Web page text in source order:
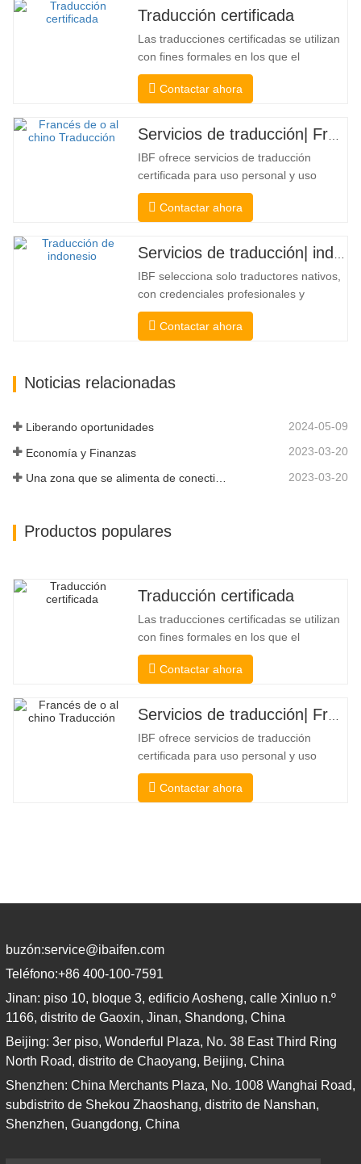
Traducción certificada
Las traducciones certificadas se utilizan
con fines formales en los que el
destinatario necesita una confirmación
para confirmar la precisión y la
presentación a colegios, tribunales y
varios gobiernos municipales, estatales
y federales, este tipo de traducción...
Contactar ahora
IBF ofrece servicios de traducción
certificada para uso personal y uso
oficial de universidades, tribunales y
muchos gobiernos locales. Nosotros
credenciales profesionales y
académicas comprobadas. Antes de
obtener la certificación, los
probaremos...
Contactar ahora
IBF selecciona solo traductores nativos,
con credenciales profesionales y
académicas comprobadas. Antes de
obtener la certificación, los probaremos
acuerdo con los estándares de calidad
Contactar ahora
Noticias relacionadas
Liberando oportunidades 2024-05-09
Economía y Finanzas 2023-03-20
2023-03-20
Productos populares
Traducción certificada
Las traducciones certificadas se utilizan
con fines formales en los que el
destinatario necesita una confirmación
para confirmar la precisión y la
presentación a colegios, tribunales y
varios gobiernos municipales, estatales
y federales, este tipo de traducción
Contactar ahora
IBF ofrece servicios de traducción
certificada para uso personal y uso
oficial de universidades, tribunales y
muchos gobiernos locales. Nosotros
Contactar ahora
buzón:service@ibaifen.com
Teléfono:+86 400-100-7591
Jinan: piso 10, bloque 3, edificio Aosheng, calle Xinluo n.º
1166, distrito de Gaoxin, Jinan, Shandong, China
Beijing: 3er piso, Wonderful Plaza, No. 38 East Third Ring
North Road, distrito de Chaoyang, Beijing, China
Shenzhen: China Merchants Plaza, No. 1008 Wanghai Road,
subdistrito de Shekou Zhaoshang, distrito de Nanshan,
Shenzhen, Guangdong, China